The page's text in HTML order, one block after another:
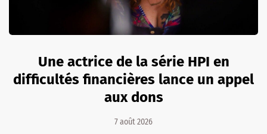
Une actrice de la série HPI en
difficultés financières lance un appel
aux dons
7 août 2026